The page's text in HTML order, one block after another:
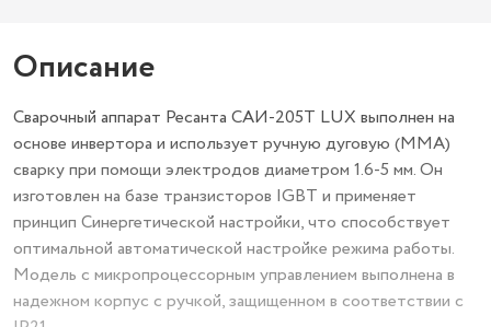
Описание
Сварочный аппарат Ресанта САИ-205Т LUX выполнен на
основе инвертора и использует ручную дуговую (MMA)
сварку при помощи электродов диаметром 1.6-5 мм. Он
изготовлен на базе транзисторов IGBT и применяет
принцип Синергетической настройки, что способствует
оптимальной автоматической настройке режима работы.
Модель с микропроцессорным управлением выполнена в
надежном корпус с ручкой, защищенном в соответствии с